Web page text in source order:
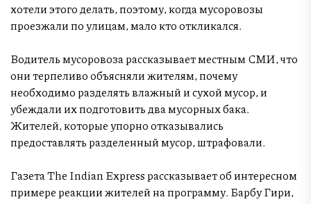
хотели этого делать, поэтому, когда мусоровозы
проезжали по улицам, мало кто откликался.
Водитель мусоровоза рассказывает местным СМИ, что
они терпеливо объясняли жителям, почему
необходимо разделять влажный и сухой мусор, и
убеждали их подготовить два мусорных бака.
Жителей, которые упорно отказывались
предоставлять разделенный мусор, штрафовали.
Газета The Indian Express рассказывает об интересном
примере реакции жителей на программу. Барбу Гири,